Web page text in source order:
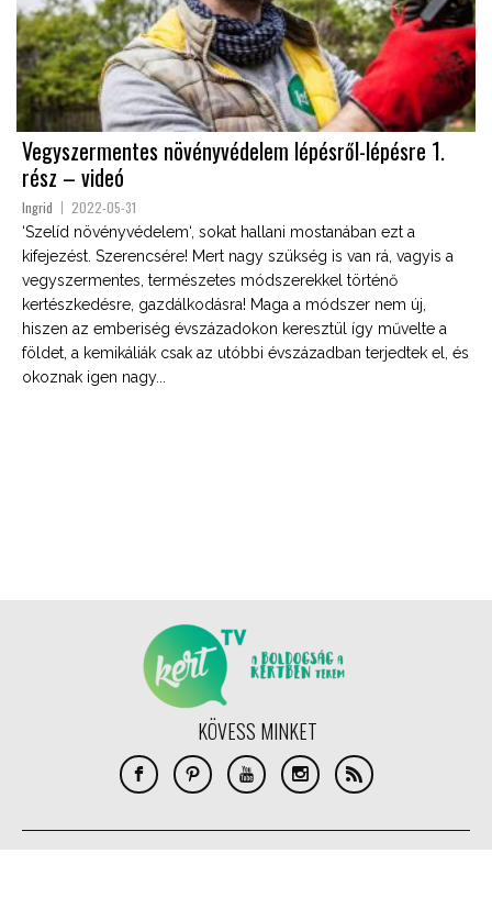
Vegyszermentes növényvédelem lépésről-lépésre 1.
rész – videó
Ingrid 2022-05-31
‘Szelíd növényvédelem‘, sokat hallani mostanában ezt a
kifejezést. Szerencsére! Mert nagy szükség is van rá, vagyis a
vegyszermentes, természetes módszerekkel történő
kertészkedésre, gazdálkodásra! Maga a módszer nem új,
hiszen az emberiség évszázadokon keresztül így művelte a
földet, a kemikáliák csak az utóbbi évszázadban terjedtek el, és
okoznak igen nagy...
KÖVESS MINKET